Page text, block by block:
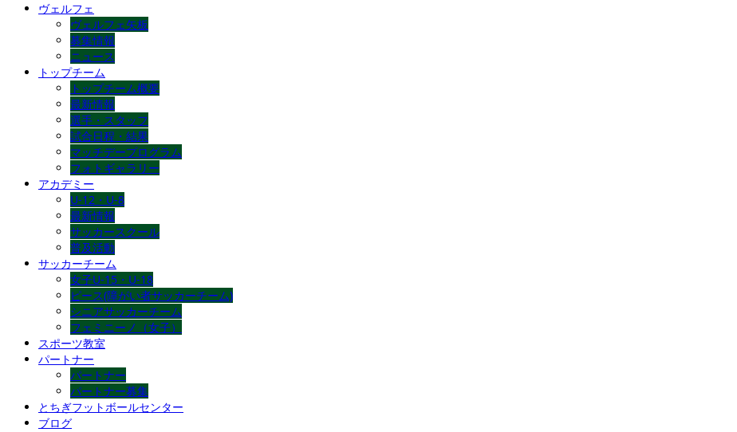
ヴェルフェ
ヴェルフェ矢板
募集情報
ニュース
トップチーム
トップチーム概要
最新情報
選手・スタッフ
試合日程・結果
マッチデープログラム
フォトギャラリー
アカデミー
U-12・U-8
最新情報
サッカースクール
普及活動
サッカーチーム
女子U-15・U-18
ピース(障がい者サッカーチーム)
シニアサッカーチーム
フェミニーノ（女子）
スポーツ教室
パートナー
パートナー
パートナー募集
とちぎフットボールセンター
ブログ